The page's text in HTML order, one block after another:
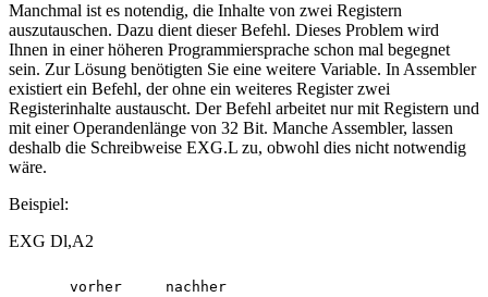
Manchmal ist es notendig, die Inhalte von zwei Registern
auszutauschen. Dazu dient dieser Befehl. Dieses Problem wird
Ihnen in einer höheren Programmiersprache schon mal begegnet
sein. Zur Lösung benötigten Sie eine weitere Variable. In Assembler
existiert ein Befehl, der ohne ein weiteres Register zwei
Registerinhalte austauscht. Der Befehl arbeitet nur mit Registern und
mit einer Operandenlänge von 32 Bit. Manche Assembler, lassen
deshalb die Schreibweise EXG.L zu, obwohl dies nicht notwendig
wäre.
Beispiel:
EXG Dl,A2
      vorher     nachher